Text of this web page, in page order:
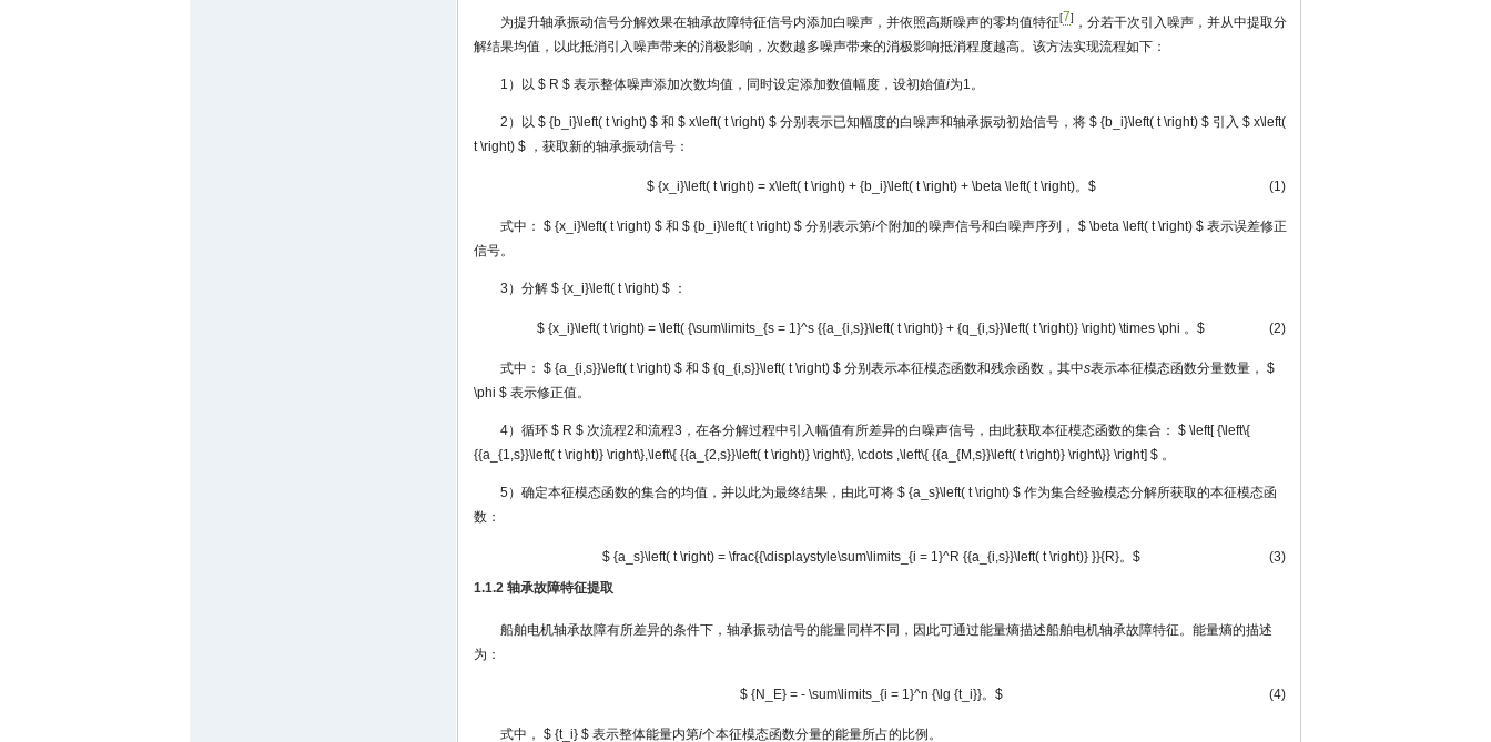
为提升轴承振动信号分解效果在轴承故障特征信号内添加白噪声，并依照高斯噪声的零均值特征[7] ，分若干次引入噪声，并从中提取分
解结果均值，以此抵消引入噪声带来的消极影响，次数越多噪声带来的消极影响抵消程度越高。该方法实现流程如下：
1）以 $ R $ 表示整体噪声添加次数均值，同时设定添加数值幅度，设初始值i为1。
2）以 $ {b_i}\left( t \right) $ 和 $ x\left( t \right) $ 分别表示已知幅度的白噪声和轴承振动初始信号，将 $ {b_i}\left( t \right) $ 引入 $ x\left(
t \right) $ ，获取新的轴承振动信号：
$ {x_i}\left( t \right) = x\left( t \right) + {b_i}\left( t \right) + \beta \left( t \right)。$ (1)
式中： $ {x_i}\left( t \right) $ 和 $ {b_i}\left( t \right) $ 分别表示第i个附加的噪声信号和白噪声序列， $ \beta \left( t \right) $ 表示误差修正
信号。
3）分解 $ {x_i}\left( t \right) $ ：
$ {x_i}\left( t \right) = \left( {\sum\limits_{s = 1}^s {{a_{i,s}}\left( t \right)} + {q_{i,s}}\left( t \right)} \right) \times \phi 。$ (2)
式中： $ {a_{i,s}}\left( t \right) $ 和 $ {q_{i,s}}\left( t \right) $ 分别表示本征模态函数和残余函数，其中s表示本征模态函数分量数量， $
\phi $ 表示修正值。
4）循环 $ R $ 次流程2和流程3，在各分解过程中引入幅值有所差异的白噪声信号，由此获取本征模态函数的集合： $ \left[ {\left\{
{{a_{1,s}}\left( t \right)} \right\},\left\{ {{a_{2,s}}\left( t \right)} \right\}, \cdots ,\left\{ {{a_{M,s}}\left( t \right)} \right\}} \right] $ 。
5）确定本征模态函数的集合的均值，并以此为最终结果，由此可将 $ {a_s}\left( t \right) $ 作为集合经验模态分解所获取的本征模态函
数：
$ {a_s}\left( t \right) = \frac{{\displaystyle\sum\limits_{i = 1}^R {{a_{i,s}}\left( t \right)} }}{R}。$
(3)
1.1.2 轴承故障特征提取
船舶电机轴承故障有所差异的条件下，轴承振动信号的能量同样不同，因此可通过能量熵描述船舶电机轴承故障特征。能量熵的描述
为：
$ {N_E} = - \sum\limits_{i = 1}^n {\lg {t_i}}。$ (4)
式中， $ {t_i} $ 表示整体能量内第i个本征模态函数分量的能量所占的比例。